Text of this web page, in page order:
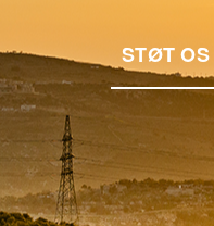
STØT OS